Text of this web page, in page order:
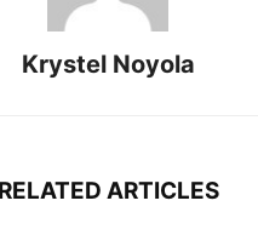
Krystel Noyola
RELATED ARTICLES